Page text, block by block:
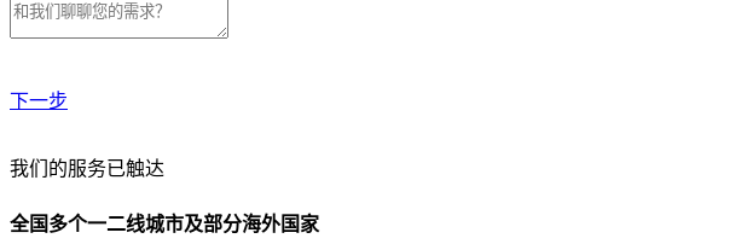
下一步
贵公司预算范围是？
我们的服务已触达
全国多个一二线城市及部分海外国家